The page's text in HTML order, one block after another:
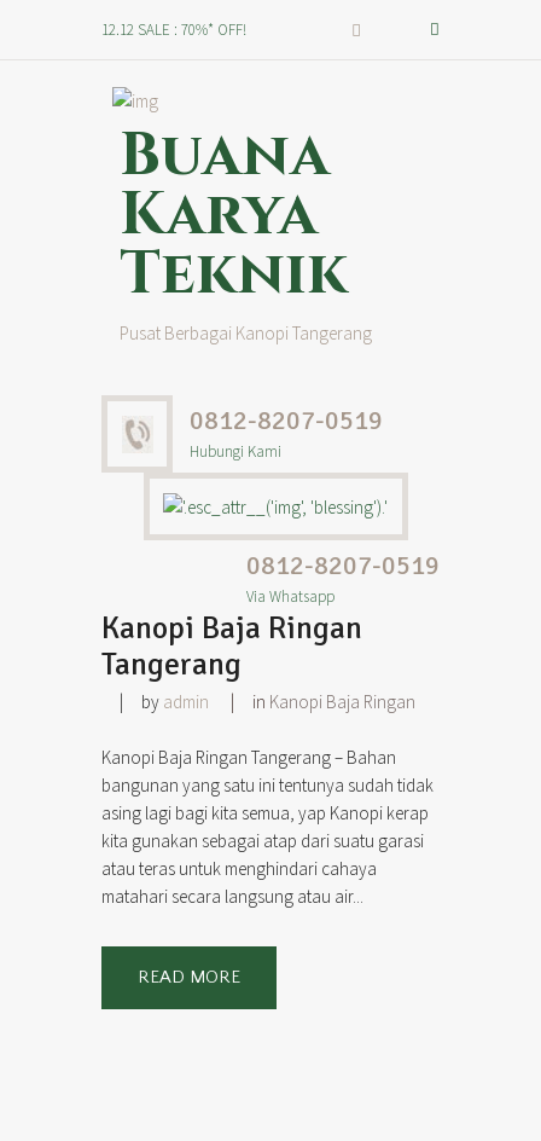
12.12 SALE : 70%* OFF!
Buana
Karya
Teknik
Pusat Berbagai Kanopi Tangerang
0812-8207-0519
Hubungi Kami
0812-8207-0519
Via Whatsapp
Kanopi Baja Ringan
Tangerang
by admin in Kanopi Baja Ringan
Kanopi Baja Ringan Tangerang – Bahan
bangunan yang satu ini tentunya sudah tidak
asing lagi bagi kita semua, yap Kanopi kerap
kita gunakan sebagai atap dari suatu garasi
atau teras untuk menghindari cahaya
matahari secara langsung atau air...
READ MORE